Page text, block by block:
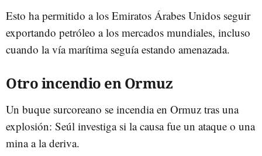
Esto ha permitido a los Emiratos Árabes Unidos seguir
exportando petróleo a los mercados mundiales, incluso
cuando la vía marítima seguía estando amenazada.
Otro incendio en Ormuz
Un buque surcoreano se incendia en Ormuz tras una
explosión: Seúl investiga si la causa fue un ataque o una
mina a la deriva.